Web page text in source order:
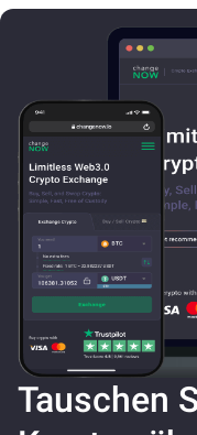
Tauschen